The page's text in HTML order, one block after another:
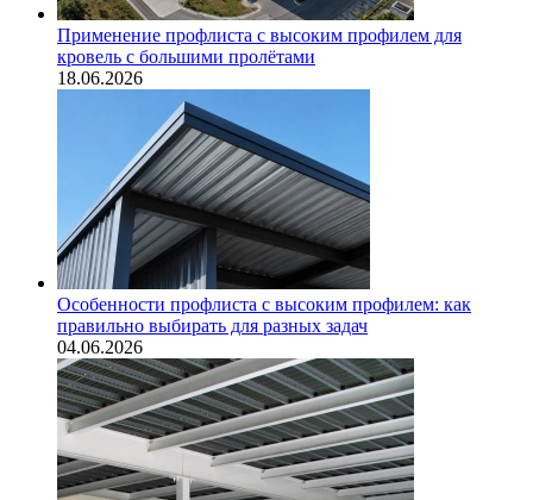
Применение профлиста с высоким профилем для
кровель с большими пролётами
18.06.2026
Особенности профлиста с высоким профилем: как
правильно выбирать для разных задач
04.06.2026